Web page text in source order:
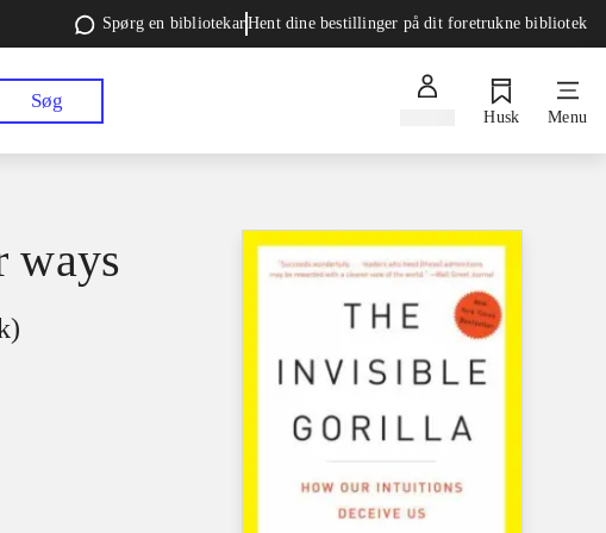
Spørg en bibliotekarHent dine bestillinger på dit foretrukne bibliotek
Søg
Husk Menu
ways